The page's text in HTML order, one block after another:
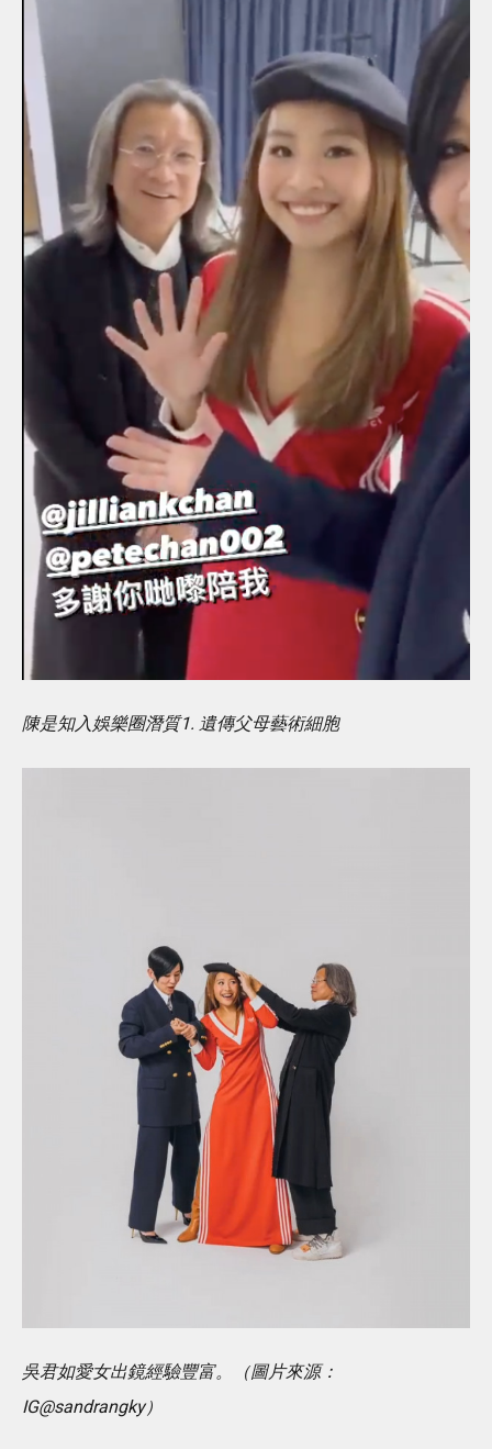
陳是知入娛樂圈潛質1. 遺傳父母藝術細胞
吳君如愛女出鏡經驗豐富。（圖片來源：
IG@sandrangky）